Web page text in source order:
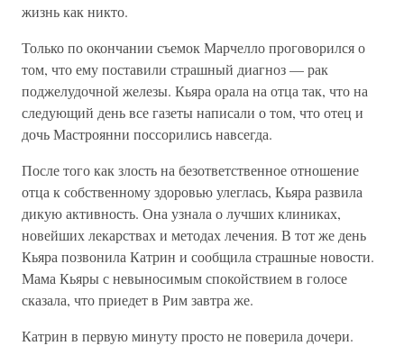
жизнь как никто.
Только по окончании съемок Марчелло проговорился о
том, что ему поставили страшный диагноз — рак
поджелудочной железы. Кьяра орала на отца так, что на
следующий день все газеты написали о том, что отец и
дочь Мастроянни поссорились навсегда.
После того как злость на безответственное отношение
отца к собственному здоровью улеглась, Кьяра развила
дикую активность. Она узнала о лучших клиниках,
новейших лекарствах и методах лечения. В тот же день
Кьяра позвонила Катрин и сообщила страшные новости.
Мама Кьяры с невыносимым спокойствием в голосе
сказала, что приедет в Рим завтра же.
Катрин в первую минуту просто не поверила дочери.